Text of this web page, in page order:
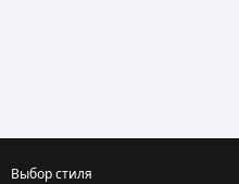
Выбор стиля